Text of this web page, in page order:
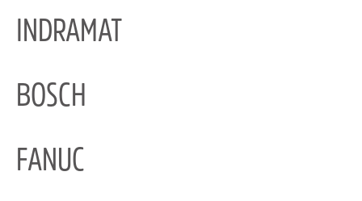
INDRAMAT
BOSCH
FANUC